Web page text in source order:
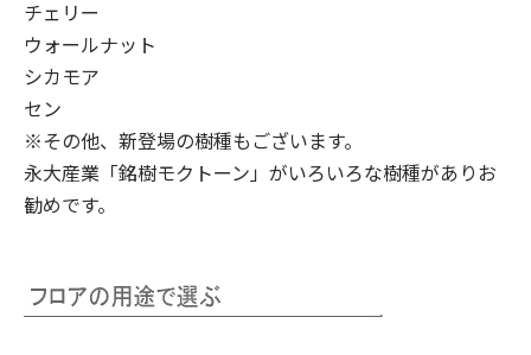
チェリー
ウォールナット
シカモア
セン
※その他、新登場の樹種もございます。
永大産業「銘樹モクトーン」 がいろいろな樹種がありお
勧めです。